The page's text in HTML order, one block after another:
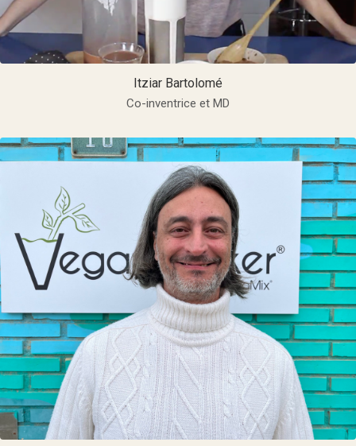
Itziar Bartolomé
Co-inventrice et MD